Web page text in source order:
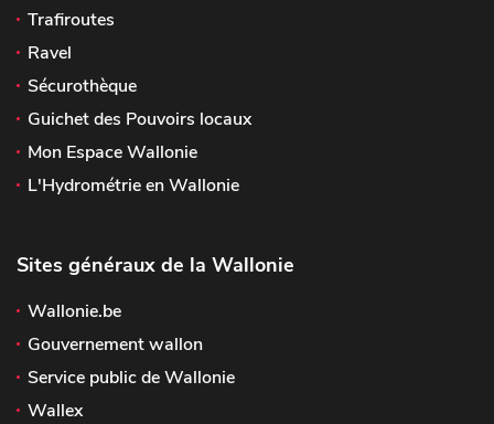
Trafiroutes
Ravel
Sécurothèque
Guichet des Pouvoirs locaux
Mon Espace Wallonie
L'Hydrométrie en Wallonie
Sites généraux de la Wallonie
Wallonie.be
Gouvernement wallon
Service public de Wallonie
Wallex